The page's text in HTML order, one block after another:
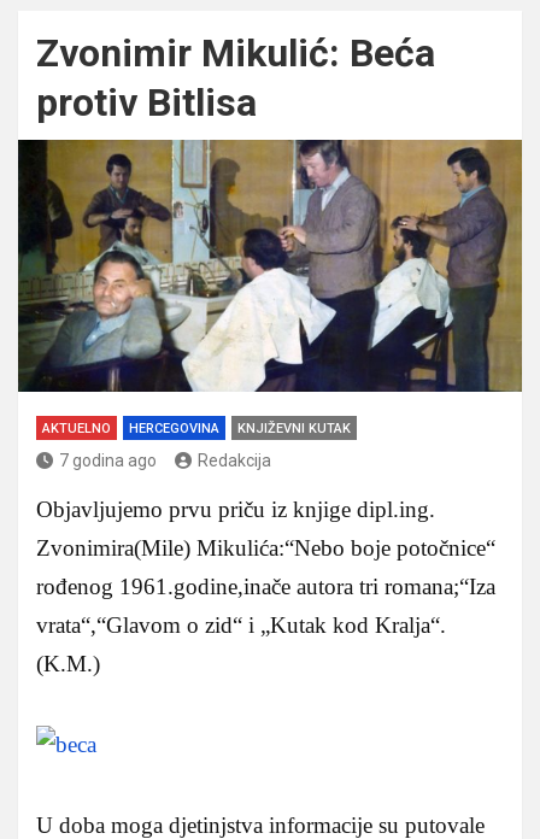
Zvonimir Mikulić: Beća
protiv Bitlisa
AKTUELNO HERCEGOVINA KNJIŽEVNI KUTAK
7 godina ago Redakcija
Objavljujemo prvu priču iz knjige dipl.ing.
Zvonimira(Mile) Mikulića:“Nebo boje potočnice“
rođenog 1961.godine,inače autora tri romana;“Iza
vrata“,“Glavom o zid“ i „Kutak kod Kralja“.
(K.M.)
U doba moga djetinjstva informacije su putovale